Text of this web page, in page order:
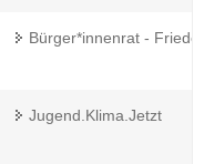
Bürger*innenrat -
Jugend.Klima.Jetzt